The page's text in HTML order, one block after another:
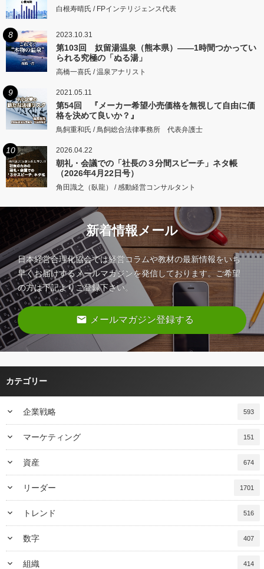
白根寿晴氏 / FPインテリジェンス代表
8 2023.10.31
第103回 奴留湯温泉（熊本県）――1時間つかってい
られる究極の「ぬる湯」
高橋一喜氏 / 温泉アナリスト
9 2021.05.11
第54回 『メーカー希望小売価格を無視して自由に価
格を決めて良いか？』
鳥飼重和氏 / 鳥飼総合法律事務所 代表弁護士
10 2026.04.22
朝礼・会議での「社長の３分間スピーチ」ネタ帳
（2026年4月22日号）
角田識之（臥龍） / 感動経営コンサルタント
新着情報メール
日本経営合理化協会では経営コラムや教材の最新情報をいち
早くお届けするメールマガジンを発信しております。ご希望
の方は下記よりご登録下さい。
email メールマガジン登録する
カテゴリー
keyboard_arrow_down 企業戦略 593
keyboard_arrow_down マーケティング 151
keyboard_arrow_down 資産 674
keyboard_arrow_down リーダー 1701
keyboard_arrow_down トレンド 516
keyboard_arrow_down 数字 407
keyboard_arrow_down 組織 414